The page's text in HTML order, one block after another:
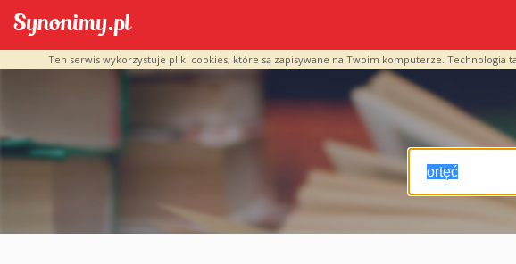
Ten serwis wykorzystuje pliki cookies, które są zapisywane na Twoim komputerze.